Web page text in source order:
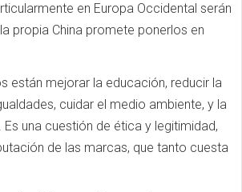
en Europa Occidental serán
propia China promete ponerlos en
están mejorar la educación, reducir la
cuidar el medio ambiente, y la
una cuestión de ética y legitimidad,
de las marcas, que tanto cuesta